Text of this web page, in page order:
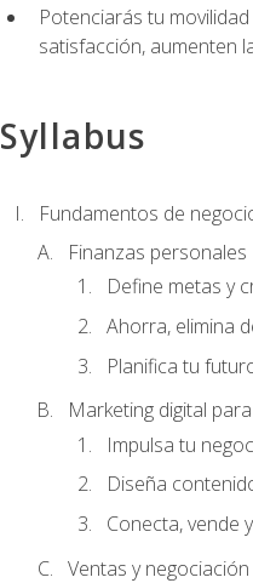
Potenciarás tu
satisfacción, aumenten
Syllabus
Fundamentos de
Finanzas personales
Define metas y
Ahorra, elimina
Planifica tu
Marketing digital
Impulsa tu
Diseña
Conecta, vende
Ventas y negociación